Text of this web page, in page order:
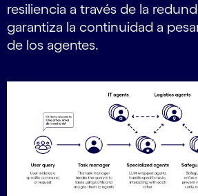
resiliencia a través de la
garantiza la continuidad a
de los agentes.